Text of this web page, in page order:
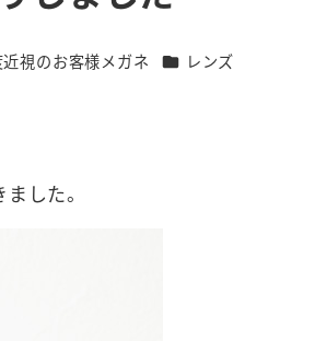
ー視のお客様メガネ カテゴリー
レンズ
した。